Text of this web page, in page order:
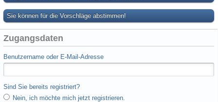
Sie können für die Vorschläge abstimmen!
Zugangsdaten
Benutzername oder E-Mail-Adresse
Sind Sie bereits registriert?
Nein, ich möchte mich jetzt registrieren.